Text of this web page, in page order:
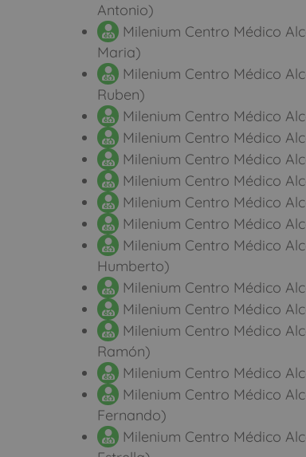
Antonio)
Milenium Centro Médico
Maria)
Milenium Centro Médico
Ruben)
Milenium Centro Médico
Milenium Centro Médico
Milenium Centro Médico
Milenium Centro Médico
Milenium Centro Médico
Milenium Centro Médico
Milenium Centro Médico
Humberto)
Milenium Centro Médico
Milenium Centro Médico
Milenium Centro Médico
Ramón)
Milenium Centro Médico
Milenium Centro Médico
Fernando)
Milenium Centro Médico